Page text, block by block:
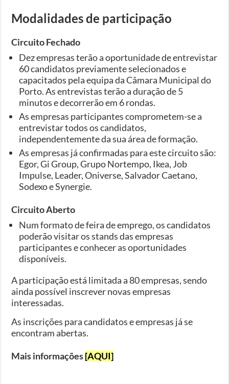
Modalidades de participação
Circuito Fechado
Dez empresas terão a oportunidade de entrevistar
60 candidatos previamente selecionados e
capacitados pela equipa da Câmara Municipal do
Porto. As entrevistas terão a duração de 5
minutos e decorrerão em 6 rondas.
As empresas participantes comprometem-se a
entrevistar todos os candidatos,
independentemente da sua área de formação.
As empresas já confirmadas para este circuito são:
Egor, Gi Group, Grupo Nortempo, Ikea, Job
Impulse, Leader, Oniverse, Salvador Caetano,
Sodexo e Synergie.
Circuito Aberto
Num formato de feira de emprego, os candidatos
poderão visitar os stands das empresas
participantes e conhecer as oportunidades
disponíveis.
A participação está limitada a 80 empresas, sendo
ainda possível inscrever novas empresas
interessadas.
As inscrições para candidatos e empresas já se
encontram abertas.
Mais informações[AQUI]